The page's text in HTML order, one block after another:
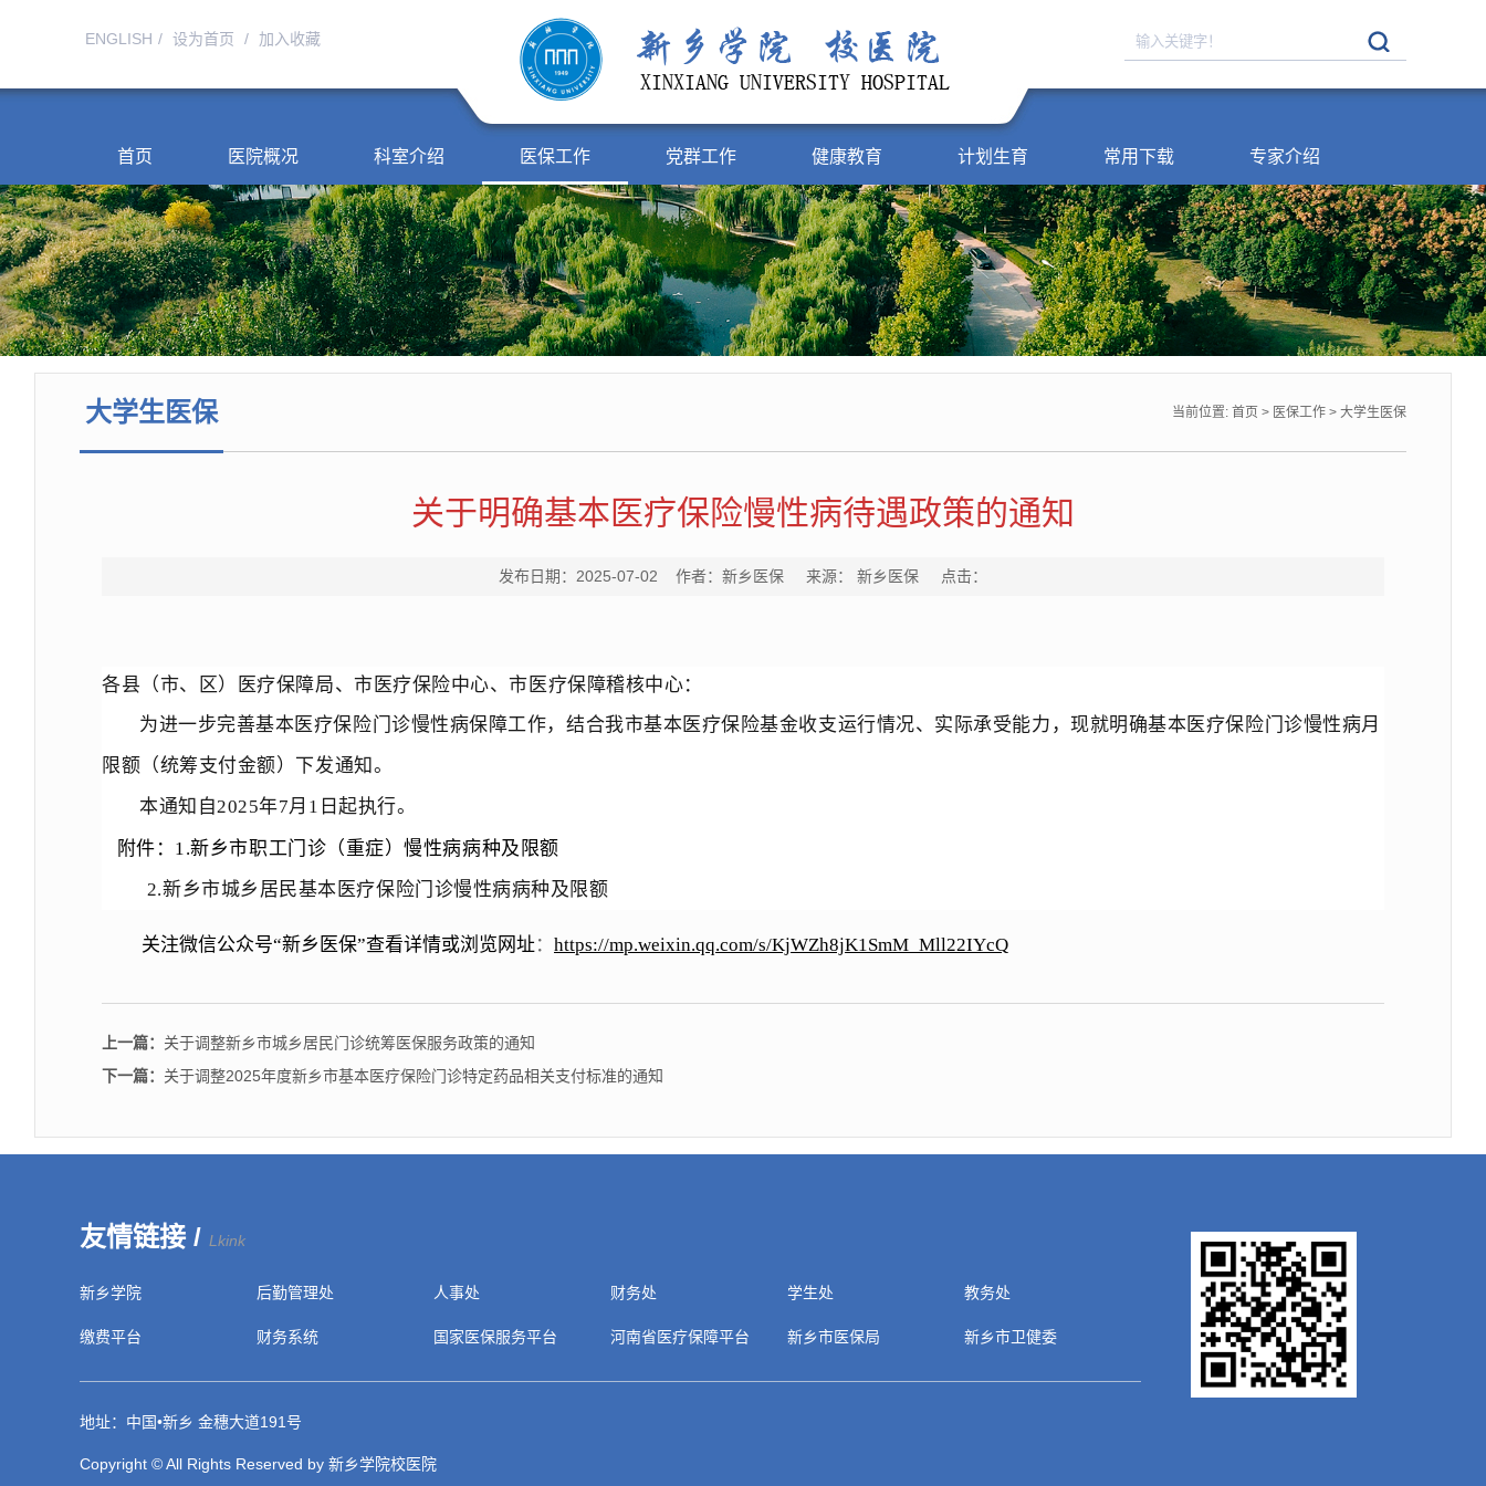
ENGLISH / 设为首页 / 加入收藏
首页 医院概况 科室介绍 医保工作 党群工作 健康教育 计划生育 常用下载 专家介绍
大学生医保 当前位置: 首页 > 医保工作 > 大学生医保
关于明确基本医疗保险慢性病待遇政策的通知
发布日期：2025-07-02 作者：新乡医保 来源： 新乡医保 点击：
各县（市、区）医疗保障局、市医疗保险中心、市医疗保障稽核中心：
为进一步完善基本医疗保险门诊慢性病保障工作，结合我市基本医疗保险基金收支运行情况、实际承受能力，现就明确基本医疗保险门诊慢性病月
限额（统筹支付金额）下发通知。
本通知自2025年7月1日起执行。
附件：1.新乡市职工门诊（重症）慢性病病种及限额
2.新乡市城乡居民基本医疗保险门诊慢性病病种及限额
关注微信公众号“新乡医保”查看详情或浏览网址 ： https://mp.weixin.qq.com/s/KjWZh8jK1SmM_Mll22IYcQ
上一篇： 关于调整新乡市城乡居民门诊统筹医保服务政策的通知
下一篇： 关于调整2025年度新乡市基本医疗保险门诊特定药品相关支付标准的通知
友情链接 / Lkink
新乡学院 后勤管理处 人事处 财务处 学生处 教务处
缴费平台 财务系统 国家医保服务平台 河南省医疗保障平台 新乡市医保局 新乡市卫健委
地址：中国•新乡 金穗大道191号
Copyright © All Rights Reserved by 新乡学院校医院